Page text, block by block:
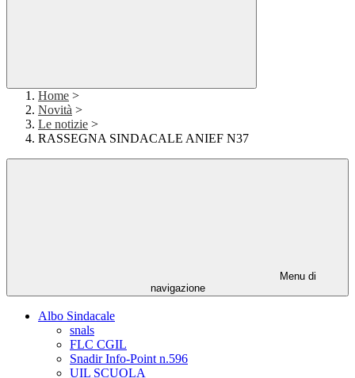
Home >
Novità >
Le notizie >
RASSEGNA SINDACALE ANIEF N37
Menu di
navigazione
Albo Sindacale
snals
FLC CGIL
Snadir Info-Point n.596
UIL SCUOLA